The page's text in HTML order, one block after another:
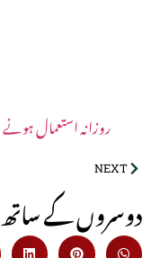
روزانہ استعمال
NEXT
:دوسروں کے